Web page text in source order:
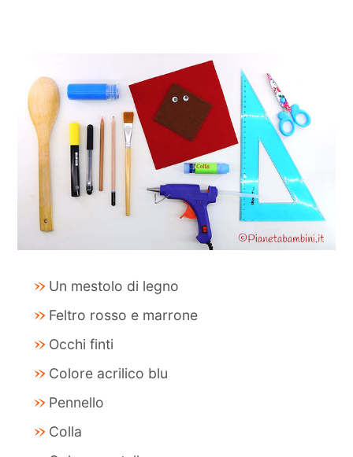
Un mestolo di legno
Feltro rosso e marrone
Occhi finti
Colore acrilico blu
Pennello
Colla